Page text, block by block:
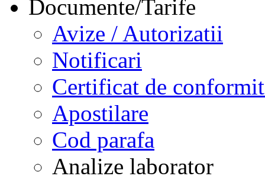
Documente/Tarife
Avize / Autorizatii
Notificari
Certificat de
Apostilare
Cod parafa
Analize laborator